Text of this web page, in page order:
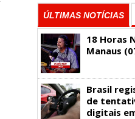
ÚLTIMAS NOTÍCIAS
18 Horas
Manaus
Brasil
de
digitais